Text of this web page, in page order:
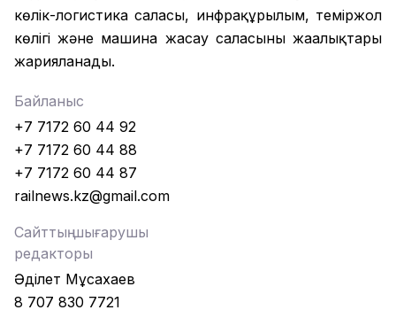
көлік-логистика саласы, инфрақұрылым, теміржол
көлігі және машина жасау саласының жаңалықтары
жарияланады.
Байланыс
+7 7172 60 44 92
+7 7172 60 44 88
+7 7172 60 44 87
railnews.kz@gmail.com
Сайттың шығарушы
редакторы
Әділет Мұсахаев
8 707 830 7721